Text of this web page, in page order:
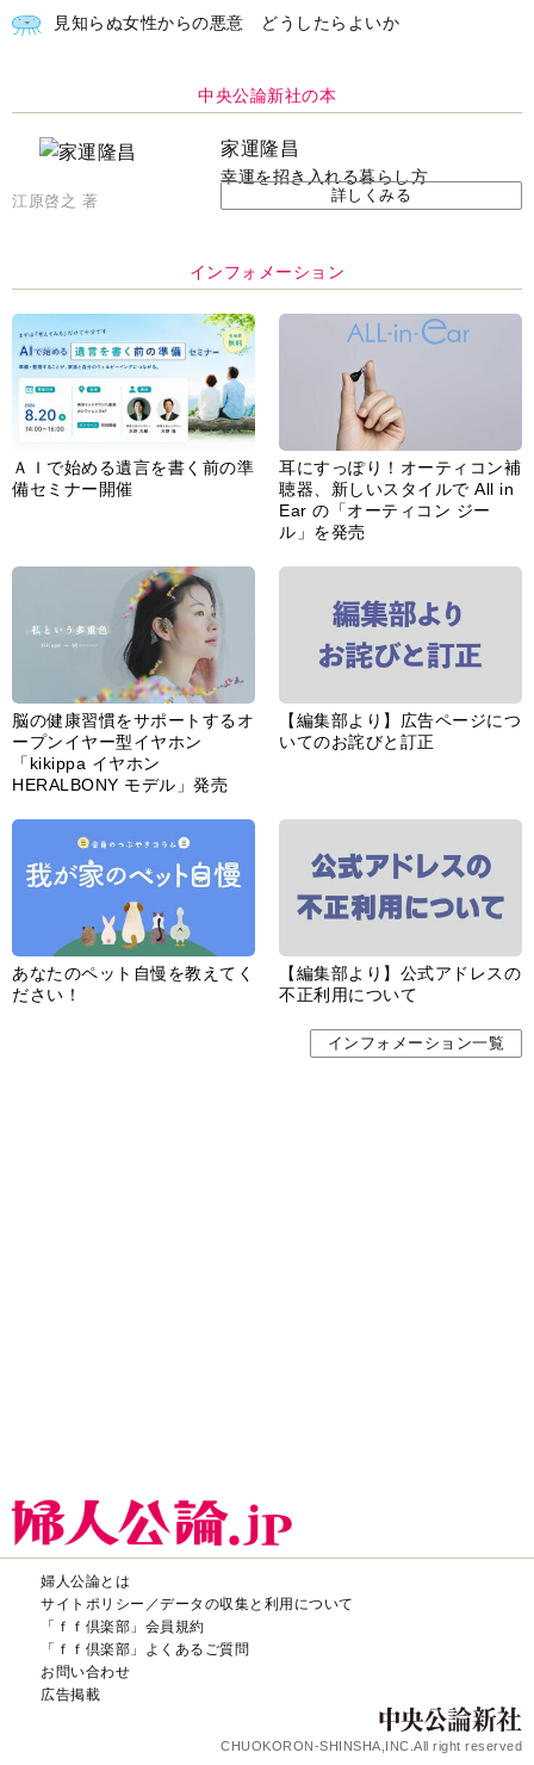
備セミナー開催
聴器、新しいスタイルで All in
Ear の「オーティコン ジー
ープンイヤー型イヤホン
「kikippa イヤホン
いてのお詫びと訂正
あなたのペット自慢を教えてく
【編集部より】公式アドレスの
不正利用について
インフォメーション一覧
サイトポリシー／データの収集と利用について
「ｆｆ倶楽部」会員規約
「ｆｆ倶楽部」よくあるご質問
CHUOKORON-SHINSHA,INC.All right reserved